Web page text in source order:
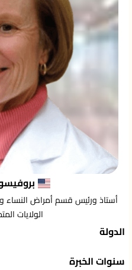
أستاذ ورئيس قسم أمراض النساء
الولايات
الدولة
سنوات الخبرة